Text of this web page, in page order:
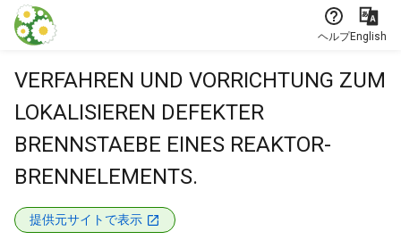
本文に飛ぶ
ヘルプEnglish
VERFAHREN UND VORRICHTUNG ZUM
LOKALISIEREN DEFEKTER
BRENNSTAEBE EINES REAKTOR-
BRENNELEMENTS.
提供元サイトで表示